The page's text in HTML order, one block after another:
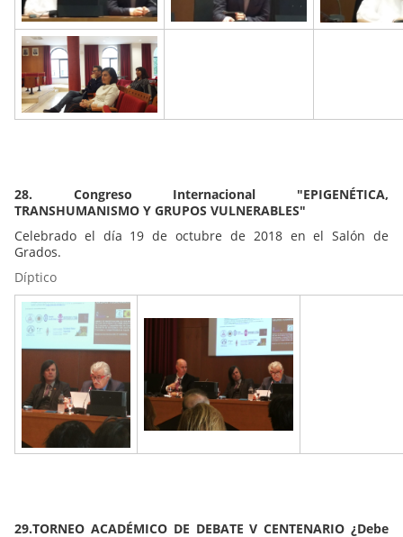
28. Congreso Internacional "EPIGENÉTICA,
TRANSHUMANISMO Y GRUPOS VULNERABLES"
Celebrado el día 19 de octubre de 2018 en el Salón de
Grados.
Díptico
29.TORNEO ACADÉMICO DE DEBATE V CENTENARIO ¿Debe